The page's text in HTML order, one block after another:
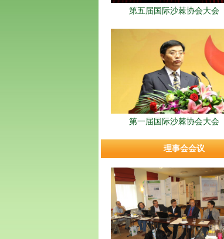
第五届国际沙棘协会大会
第一届国际沙棘协会大会
理事会会议